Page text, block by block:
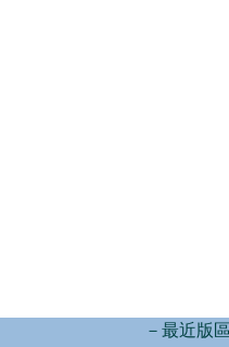
－最近版